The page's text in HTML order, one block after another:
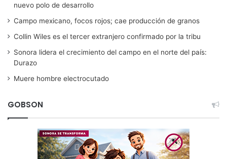
nuevo polo de desarrollo
Campo mexicano, focos rojos; cae producción de granos
Collin Wiles es el tercer extranjero confirmado por la tribu
Sonora lidera el crecimiento del campo en el norte del país:
Durazo
Muere hombre electrocutado
GOBSON